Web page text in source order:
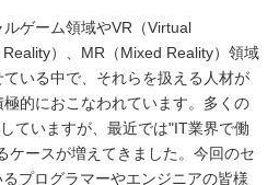
ゲーム領域やVR（Virtual
）、MR（Mixed Reality）領域
いる中で、それらを扱える人材が
的におこなわれています。多くの
ていますが、最近では"IT業界で働
ケースが増えてきました。今回のセ
プログラマーやエンジニアの皆様